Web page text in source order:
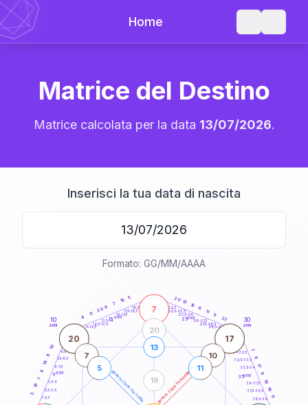
Home
Matrice del Destino
Matrice calcolata per la data 13/07/2026.
Inserisci la tua data di nascita
Formato: GG/MM/AAAA
generazione maschile generazione femminile
10
anni
30
anni
1-2,5
2,5-3,5
3,5-4
6-7,5
7,5-8,5
8,5-9
11-12,5
12,5-13,5
13,5-14
16-17,5
17,5-18,5
18,5-19
21-22,5
22,5-23,5
23,5-24
26-27,5
27,5-28,5
28,5-29
31-32,5
32,5-33,5
33,5-34
36-37,5
37,5-38,5
38,5-39
5
19
7
6
14
8
10
4
11
20 9
7
16 5 20 13
19
6
11
5
22
7
8
17
9
10
19
11
7
20 17
20
13
19
7
5
10
11
5anni
15 anni 25anni
35anni